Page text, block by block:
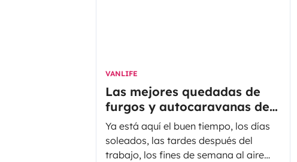
VANLIFE
Las mejores quedadas de
furgos y autocaravanas de
la temporada
Ya está aquí el buen tiempo, los días
soleados, las tardes después del
trabajo, los fines de semana al aire